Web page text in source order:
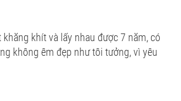
khít và lấy nhau được 7 năm, có
không êm đẹp như tôi tưởng, vì yêu